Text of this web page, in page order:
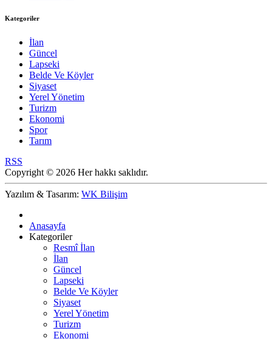
Kategoriler
İlan
Güncel
Lapseki
Belde Ve Köyler
Siyaset
Yerel Yönetim
Turizm
Ekonomi
Spor
Tarım
RSS
Copyright © 2026 Her hakkı saklıdır.
Yazılım & Tasarım: WK Bilişim
Anasayfa
Kategoriler
Resmî İlan
İlan
Güncel
Lapseki
Belde Ve Köyler
Siyaset
Yerel Yönetim
Turizm
Ekonomi